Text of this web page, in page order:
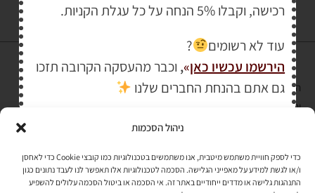
ניהול הסכמות
כדי לספק חוויית משתמש מיטבית, אנו משתמשים בטכנולוגיות כמו קובצי Cookie כדי לאחסן
ו/או לגשת למידע על מאפייני הגלישה. הסכמה לטכנולוגיות אלו תאפשר לנו לעבד נתונים כגון
התנהגות גלישה או מדדים ייחודיים באתר זה. אי הסכמה או ביטול הסכמה עלולים להשפיע
והעומד בתקן אבטחה PCI DSS Level-1
לתקנון האתר»
רכישה, וקבלו 5% הנחה על כל עגלת הקניות.
עוד לא רשומים
?
הירשמו עכשיו כאן»
, וכבר מהעסקה הקרובה תזכו
גם אתם בהנחת החברים שלנו